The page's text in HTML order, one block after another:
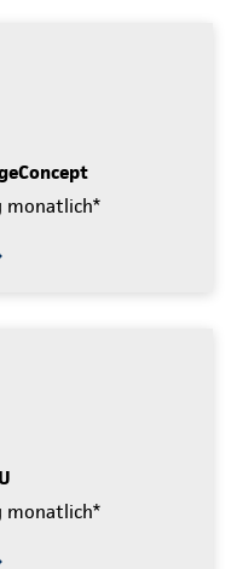
monatlich*
monatlich*